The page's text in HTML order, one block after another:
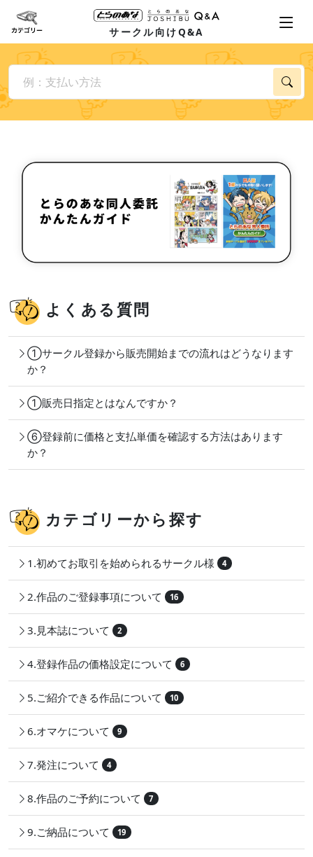
サークル向けQ&A
よくある質問
①サークル登録から販売開始までの流れはどうなります
か？
①販売日指定とはなんですか？
⑥登録前に価格と支払単価を確認する方法はあります
か？
カテゴリーから探す
1.初めてお取引を始められるサークル様 4
2.作品のご登録事項について 16
3.見本誌について 2
4.登録作品の価格設定について 6
5.ご紹介できる作品について 10
6.オマケについて 9
7.発注について 4
8.作品のご予約について 7
9.ご納品について 19